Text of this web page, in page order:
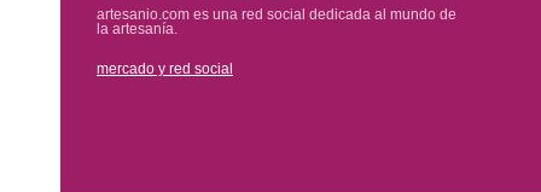
artesanio.com es una red social dedicada al mundo de
la artesanía.
mercado y red social